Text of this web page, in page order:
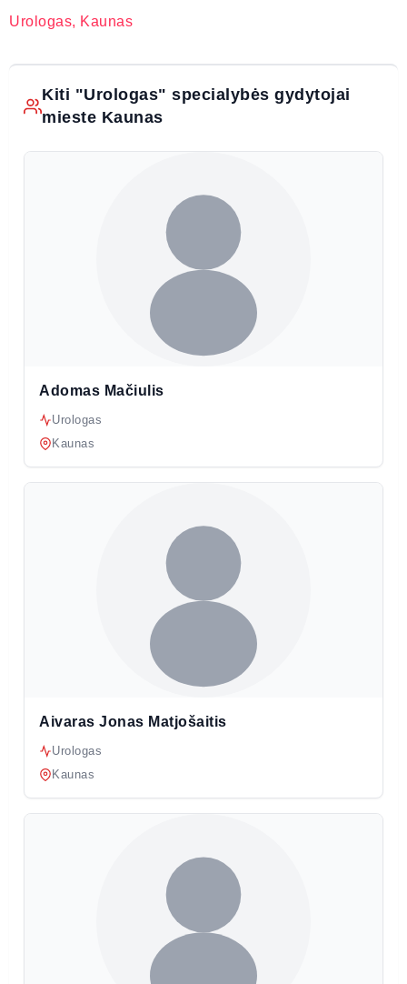
Urologas, Kaunas
Kiti "Urologas" specialybės gydytojai
mieste Kaunas
Adomas Mačiulis
Urologas
Kaunas
Aivaras Jonas Matjošaitis
Urologas
Kaunas